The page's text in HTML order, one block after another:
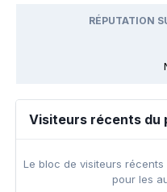
RÉPUTATION
Visiteurs récents du
Le bloc de visiteurs récents
pour les